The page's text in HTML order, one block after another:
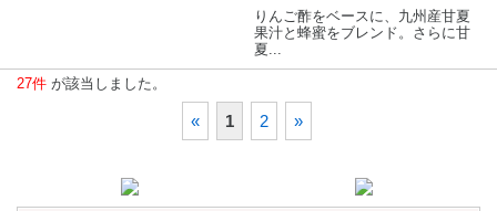
りんご酢をベースに、九州産甘夏
果汁と蜂蜜をブレンド。さらに甘
夏...
27件 が該当しました。
« 1 2 »